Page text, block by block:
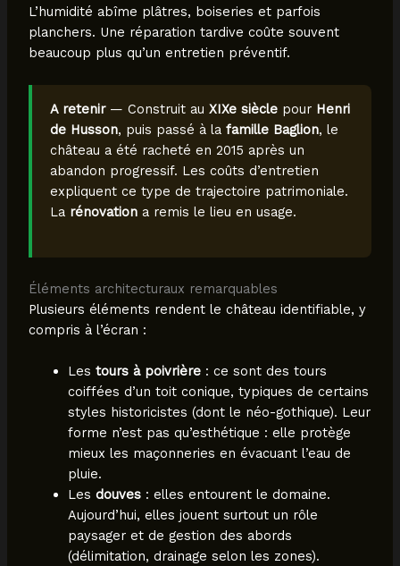
L’humidité abîme plâtres, boiseries et parfois
planchers. Une réparation tardive coûte souvent
beaucoup plus qu’un entretien préventif.
A retenir— Construit au XIXe sièclepour Henri
de Husson, puis passé à la famille Baglion, le
château a été racheté en 2015 après un
abandon progressif. Les coûts d’entretien
expliquent ce type de trajectoire patrimoniale.
La rénovationa remis le lieu en usage.
Éléments architecturaux remarquables
Plusieurs éléments rendent le château identifiable, y
compris à l’écran :
Les tours à poivrière: ce sont des tours
coiffées d’un toit conique, typiques de certains
styles historicistes (dont le néo-gothique). Leur
forme n’est pas qu’esthétique : elle protège
mieux les maçonneries en évacuant l’eau de
pluie.
Les douves: elles entourent le domaine.
Aujourd’hui, elles jouent surtout un rôle
paysager et de gestion des abords
(délimitation, drainage selon les zones).